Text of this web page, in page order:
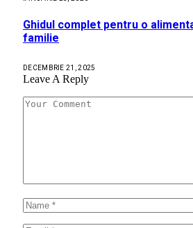
Ghidul complet pentru o
familie
DECEMBRIE 21, 2025
Leave A Reply